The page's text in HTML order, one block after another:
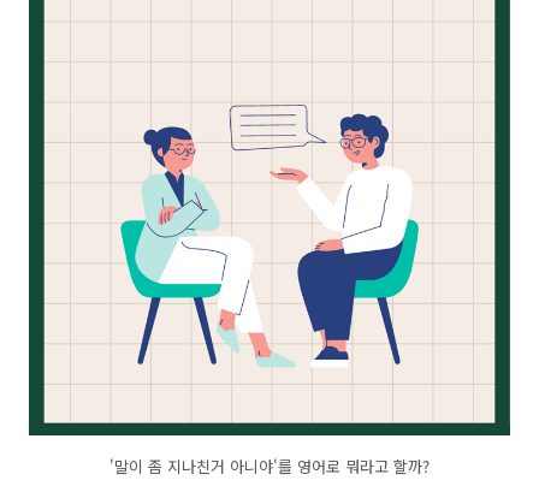
'말이 좀 지나친거 아니야'를 영어로 뭐라고 할까?